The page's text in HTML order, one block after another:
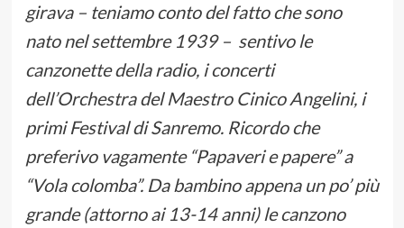
girava – teniamo conto del fatto che sono
nato nel settembre 1939 – sentivo le
canzonette della radio, i concerti
dell’Orchestra del Maestro Cinico Angelini, i
primi Festival di Sanremo. Ricordo che
preferivo vagamente “Papaveri e papere” a
“Vola colomba”. Da bambino appena un po’ più
grande (attorno ai 13-14 anni) le canzono